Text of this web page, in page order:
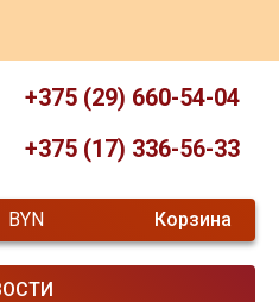
+375 (29) 660-54-04
+375 (17) 336-56-33
BYN Корзина